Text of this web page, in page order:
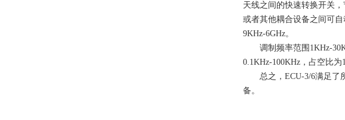
天线之间的快速转换开关
或者其他耦合设备之间可
9KHz-6GHz。
调制频率范围1KHz-
0.1KHz-100KHz，占空比为
总之，ECU-3/6满足了所
备。